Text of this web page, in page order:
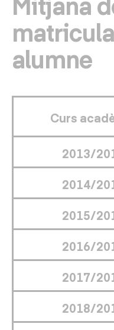
alumne
Curs
2013/
2014/
2015/
2016/
2017/
2018/